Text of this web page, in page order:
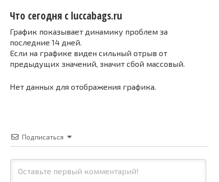
Что сегодня с luccabags.ru
График показывает динамику проблем за
последние 14 дней.
Если на графике виден сильный отрыв от
предыдущих значений, значит сбой массовый.
Нет данных для отображения графика.
Подписаться